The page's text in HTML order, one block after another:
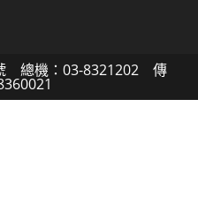
總機：03-8321202 傳